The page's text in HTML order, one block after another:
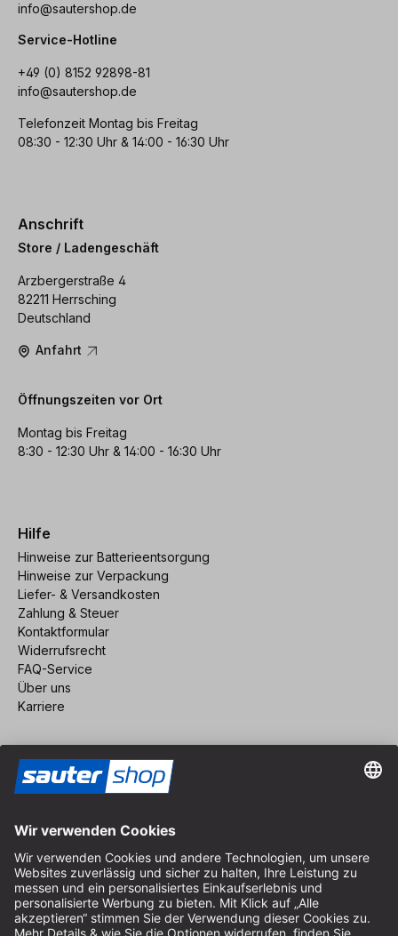
info@sautershop.de
Service-Hotline
+49 (0) 8152 92898-81
info@sautershop.de
Telefonzeit Montag bis Freitag
08:30 - 12:30 Uhr & 14:00 - 16:30 Uhr
Anschrift
Store / Ladengeschäft
Arzbergerstraße 4
82211 Herrsching
Deutschland
Anfahrt
Öffnungszeiten vor Ort
Montag bis Freitag
8:30 - 12:30 Uhr & 14:00 - 16:30 Uhr
Hilfe
Hinweise zur Batterieentsorgung
Hinweise zur Verpackung
Liefer- & Versandkosten
Zahlung & Steuer
Kontaktformular
Widerrufsrecht
FAQ-Service
Über uns
Karriere
Impressum
AGB
Datenschutz